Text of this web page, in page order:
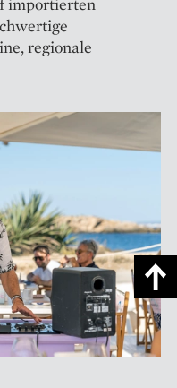
importierten
regionale